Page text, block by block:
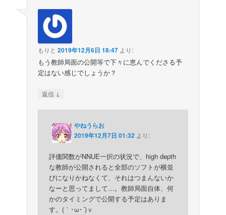
もりと 2019年12月6日 18:47 より:
もう教師局面の公開等で下々に恵んでくださる予
定はない感じでしょうか？
返信 ↓
やねうらお
2019年12月7日 01:32 より:
評価関数がNNUE一択の状況で、high depth
な教師が公開されると全部のソフトが横並
びになりかねなくて、それはつまんないか
なーと思ってまして…。教師局面自体、何
かのタイミングで公開する予定はありま
す。(｀･ω･´)ｖ